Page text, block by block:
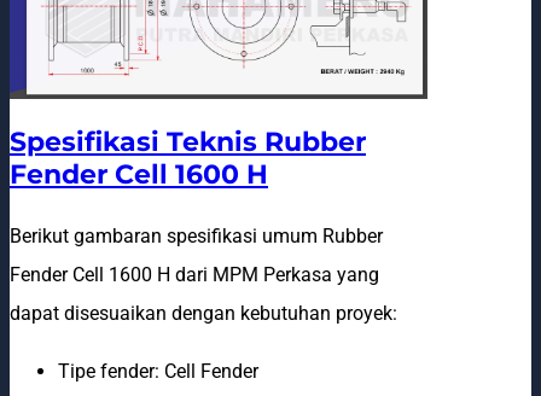
Spesifikasi Teknis Rubber
Fender Cell 1600 H
Berikut gambaran spesifikasi umum Rubber
Fender Cell 1600 H dari MPM Perkasa yang
dapat disesuaikan dengan kebutuhan proyek:
Tipe fender: Cell Fender